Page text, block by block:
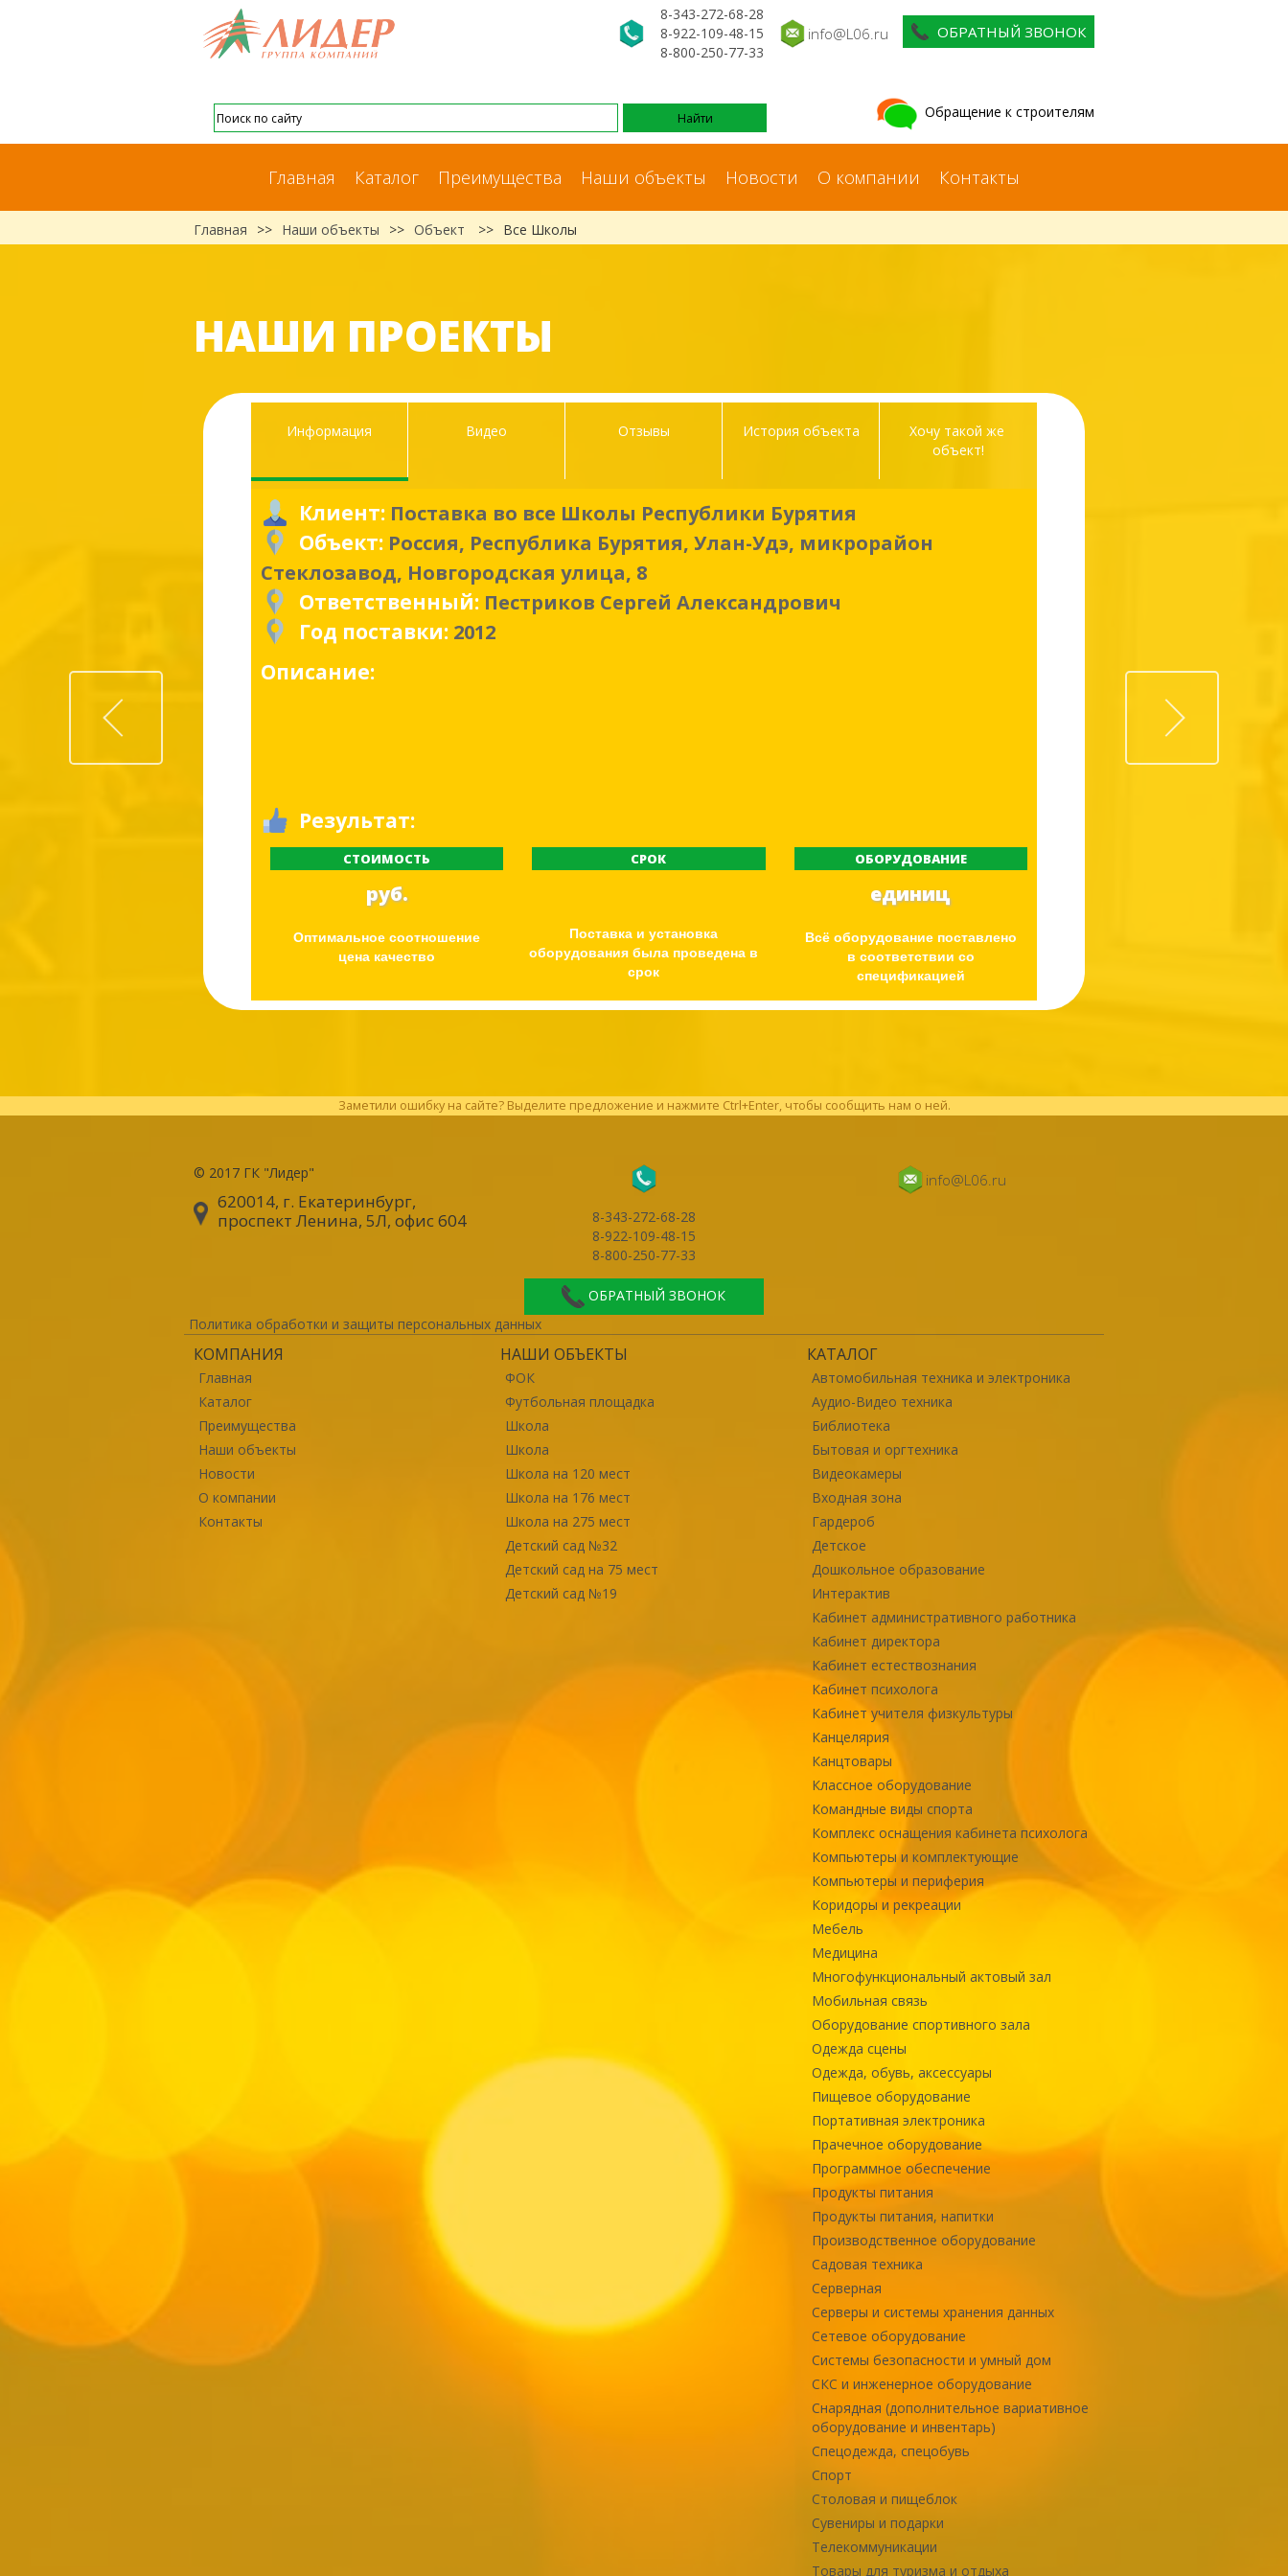
8-343-272-68-28
8-922-109-48-15
8-800-250-77-33
info@L06.ru ОБРАТНЫЙ ЗВОНОК
Обращение к строителям
Главная Каталог Преимущества Наши объекты Новости О компании Контакты
Главная >> Наши объекты >> Объект >> Все Школы
НАШИ ПРОЕКТЫ
Информация Видео Отзывы История объекта
Хочу такой же
объект!
Клиент: Поставка во все Школы Республики Бурятия
Объект: Россия, Республика Бурятия, Улан-Удэ, микрорайон
Стеклозавод, Новгородская улица, 8
Ответственный: Пестриков Сергей Александрович
Год поставки: 2012
Описание:
Результат:
СТОИМОСТЬ
руб.
Оптимальное соотношение
цена качество
СРОК
Поставка и установка
оборудования была проведена в
срок
ОБОРУДОВАНИЕ
единиц
Всё оборудование поставлено
в соответствии со
спецификацией
Заметили ошибку на сайте? Выделите предложение и нажмите Ctrl+Enter, чтобы сообщить нам о ней.
© 2017 ГК "Лидер"
620014, г. Екатеринбург,
проспект Ленина, 5Л, офис 604
8-343-272-68-28
8-922-109-48-15
8-800-250-77-33
ОБРАТНЫЙ ЗВОНОК
info@L06.ru
Политика обработки и защиты персональных данных
КОМПАНИЯ
Главная
Каталог
Преимущества
Наши объекты
Новости
О компании
Контакты
НАШИ ОБЪЕКТЫ
ФОК
Футбольная площадка
Школа
Школа
Школа на 120 мест
Школа на 176 мест
Школа на 275 мест
Детский сад №32
Детский сад на 75 мест
Детский сад №19
КАТАЛОГ
Автомобильная техника и электроника
Аудио-Видео техника
Библиотека
Бытовая и оргтехника
Видеокамеры
Входная зона
Гардероб
Детское
Дошкольное образование
Интерактив
Кабинет административного работника
Кабинет директора
Кабинет естествознания
Кабинет психолога
Кабинет учителя физкультуры
Канцелярия
Канцтовары
Классное оборудование
Командные виды спорта
Комплекс оснащения кабинета психолога
Компьютеры и комплектующие
Компьютеры и периферия
Коридоры и рекреации
Мебель
Медицина
Многофункциональный актовый зал
Мобильная связь
Оборудование спортивного зала
Одежда сцены
Одежда, обувь, аксессуары
Пищевое оборудование
Портативная электроника
Прачечное оборудование
Программное обеспечение
Продукты питания
Продукты питания, напитки
Производственное оборудование
Садовая техника
Серверная
Серверы и системы хранения данных
Сетевое оборудование
Системы безопасности и умный дом
СКС и инженерное оборудование
Снарядная (дополнительное вариативное
оборудование и инвентарь)
Спецодежда, спецобувь
Спорт
Столовая и пищеблок
Сувениры и подарки
Телекоммуникации
Товары для туризма и отдыха